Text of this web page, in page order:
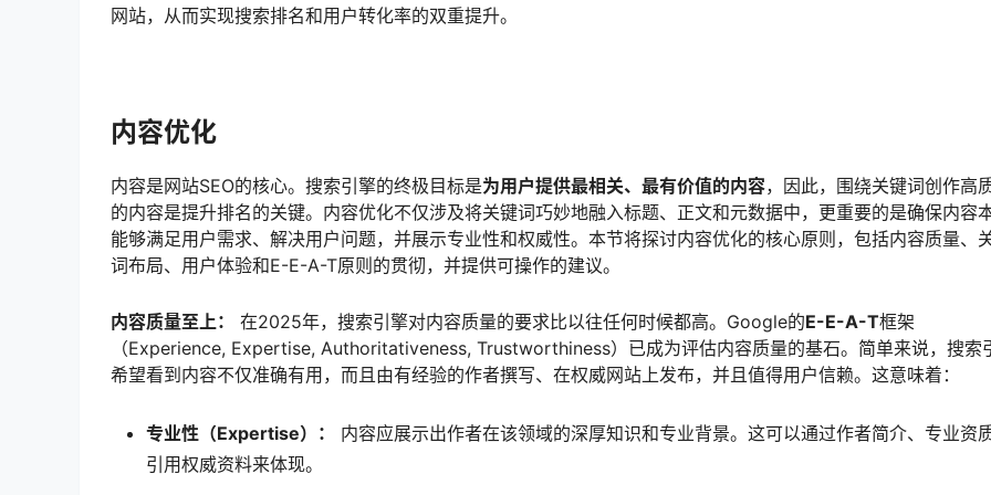
网站，从而实现搜索排名和用户转化率的双重提升。
内容优化
内容是网站SEO的核心。搜索引擎的终极目标是为用户提供最相关、最有价值的内容，因此，围绕关键词创作高
的内容是提升排名的关键。内容优化不仅涉及将关键词巧妙地融入标题、正文和元数据中，更重要的是确保内容
能够满足用户需求、解决用户问题，并展示专业性和权威性。本节将探讨内容优化的核心原则，包括内容质量、
词布局、用户体验和E-E-A-T原则的贯彻，并提供可操作的建议。
内容质量至上： 在2025年，搜索引擎对内容质量的要求比以往任何时候都高。Google的E-E-A-T框架
（Experience, Expertise, Authoritativeness, Trustworthiness）已成为评估内容质量的基石。简单来说，搜索
希望看到内容不仅准确有用，而且由有经验的作者撰写、在权威网站上发布，并且值得用户信赖。这意味着：
专业性（Expertise）：
内容应展示出作者在该领域的深厚知识和专业背景。这可以通过作者简介、专业资
引用权威资料来体现。